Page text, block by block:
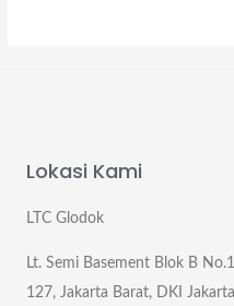
Lokasi Kami
LTC Glodok
Lt. Semi Basement Blok B
127, Jakarta Barat, DKI